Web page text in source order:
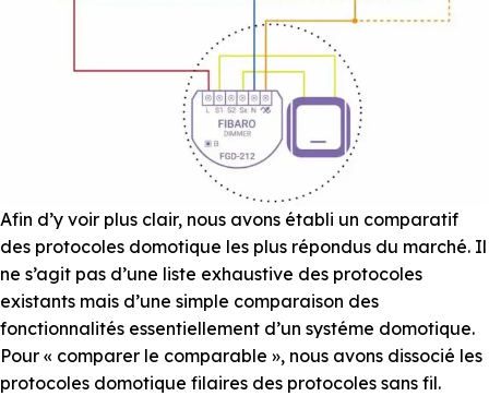
Afin d’y voir plus clair, nous avons établi un comparatif
des protocoles domotique les plus répondus du marché. Il
ne s’agit pas d’une liste exhaustive des protocoles
existants mais d’une simple comparaison des
fonctionnalités essentiellement d’un systéme domotique.
Pour « comparer le comparable », nous avons dissocié les
protocoles domotique filaires des protocoles sans fil.